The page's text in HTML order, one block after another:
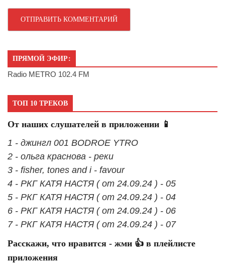
ПРЯМОЙ ЭФИР:
Radio METRO 102.4 FM
ТОП 10 ТРЕКОВ
От наших слушателей в приложении 📱
1 - джингл 001 BODROE YTRO
2 - ольга краснова - реки
3 - fisher, tones and i - favour
4 - РКГ КАТЯ НАСТЯ ( от 24.09.24 ) - 05
5 - РКГ КАТЯ НАСТЯ ( от 24.09.24 ) - 04
6 - РКГ КАТЯ НАСТЯ ( от 24.09.24 ) - 06
7 - РКГ КАТЯ НАСТЯ ( от 24.09.24 ) - 07
Расскажи, что нравится - жми 👍 в плейлисте
приложения